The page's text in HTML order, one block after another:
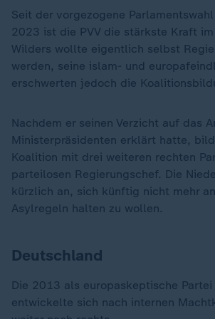
Seit der vorgezogene
2023 ist die PVV die stärkste Kraft
Wilders wollte eigentlich selbst
werden, seine islam- und
erschwerten jedoch die
Nachdem er seinen Verzicht auf das
Ministerpräsidenten erklärt hatte,
Koalition mit drei weiteren rechten
parteilosen Regierungschef. Die
kürzlich an, sich künftig nicht mehr
Asylregeln halten zu wollen.
Deutschland
Die 2013 als europaskeptische
entwickelte sich nach internen